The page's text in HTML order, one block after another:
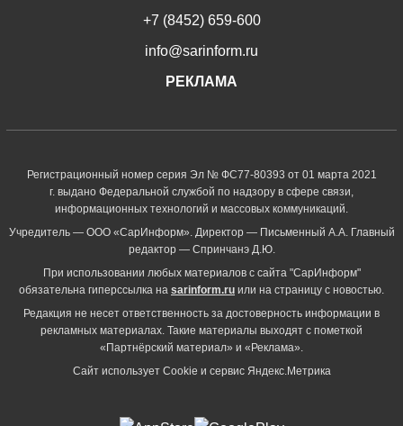
+7 (8452) 659-600
info@sarinform.ru
РЕКЛАМА
Регистрационный номер серия Эл № ФС77-80393 от 01 марта 2021
г. выдано Федеральной службой по надзору в сфере связи,
информационных технологий и массовых коммуникаций.
Учредитель — ООО «СарИнформ». Директор — Письменный А.А. Главный
редактор — Спринчанэ Д.Ю.
При использовании любых материалов с сайта "СарИнформ"
обязательна гиперссылка на sarinform.ru или на страницу с новостью.
Редакция не несет ответственность за достоверность информации в
рекламных материалах. Такие материалы выходят с пометкой
«Партнёрский материал» и «Реклама».
Сайт использует Cookie и сервиc Яндекс.Метрика